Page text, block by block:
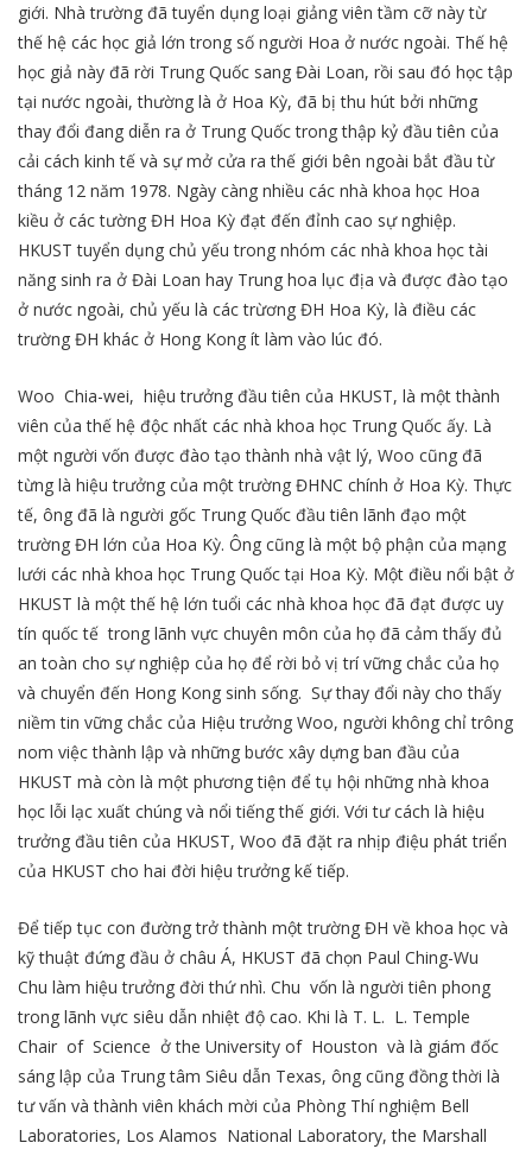
giới. Nhà trường đã tuyển dụng loại giảng viên tầm cỡ này từ
thế hệ các học giả lớn trong số người Hoa ở nước ngoài. Thế hệ
học giả này đã rời Trung Quốc sang Đài Loan, rồi sau đó học tập
tại nước ngoài, thường là ở Hoa Kỳ, đã bị thu hút bởi những
thay đổi đang diễn ra ở Trung Quốc trong thập kỷ đầu tiên của
cải cách kinh tế và sự mở cửa ra thế giới bên ngoài bắt đầu từ
tháng 12 năm 1978. Ngày càng nhiều các nhà khoa học Hoa
kiều ở các tường ĐH Hoa Kỳ đạt đến đỉnh cao sự nghiệp.
HKUST tuyển dụng chủ yếu trong nhóm các nhà khoa học tài
năng sinh ra ở Đài Loan hay Trung hoa lục địa và được đào tạo
ở nước ngoài, chủ yếu là các trừơng ĐH Hoa Kỳ, là điều các
trường ĐH khác ở Hong Kong ít làm vào lúc đó.
Woo Chia-wei, hiệu trưởng đầu tiên của HKUST, là một thành
viên của thế hệ độc nhất các nhà khoa học Trung Quốc ấy. Là
một người vốn được đào tạo thành nhà vật lý, Woo cũng đã
từng là hiệu trưởng của một trường ĐHNC chính ở Hoa Kỳ. Thực
tế, ông đã là người gốc Trung Quốc đầu tiên lãnh đạo một
trường ĐH lớn của Hoa Kỳ. Ông cũng là một bộ phận của mạng
lưới các nhà khoa học Trung Quốc tại Hoa Kỳ. Một điều nổi bật ở
HKUST là một thế hệ lớn tuổi các nhà khoa học đã đạt được uy
tín quốc tế trong lãnh vực chuyên môn của họ đã cảm thấy đủ
an toàn cho sự nghiệp của họ để rời bỏ vị trí vững chắc của họ
và chuyển đến Hong Kong sinh sống. Sự thay đổi này cho thấy
niềm tin vững chắc của Hiệu trưởng Woo, người không chỉ trông
nom việc thành lập và những bước xây dựng ban đầu của
HKUST mà còn là một phương tiện để tụ hội những nhà khoa
học lỗi lạc xuất chúng và nổi tiếng thế giới. Với tư cách là hiệu
trưởng đầu tiên của HKUST, Woo đã đặt ra nhịp điệu phát triển
của HKUST cho hai đời hiệu trưởng kế tiếp.
Để tiếp tục con đường trở thành một trường ĐH về khoa học và
kỹ thuật đứng đầu ở châu Á, HKUST đã chọn Paul Ching-Wu
Chu làm hiệu trưởng đời thứ nhì. Chu vốn là người tiên phong
trong lãnh vực siêu dẫn nhiệt độ cao. Khi là T. L. L. Temple
Chair of Science ở the University of Houston và là giám đốc
sáng lập của Trung tâm Siêu dẫn Texas, ông cũng đồng thời là
tư vấn và thành viên khách mời của Phòng Thí nghiệm Bell
Laboratories, Los Alamos National Laboratory, the Marshall